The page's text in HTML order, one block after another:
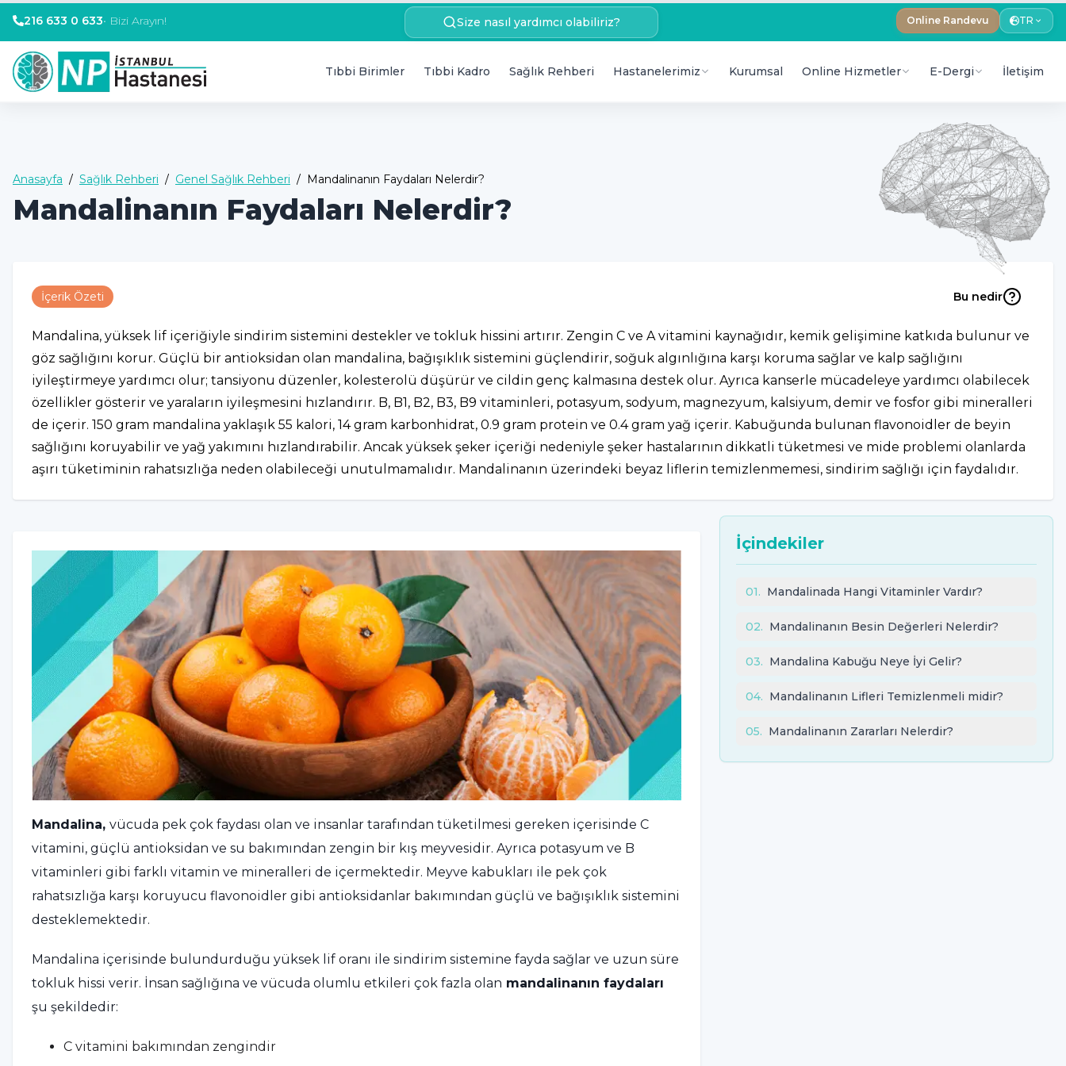
216 633 0 633• Bizi Arayın! Size nasıl yardımcı olabiliriz? Online Randevu TR
Tıbbi Birimler Tıbbi Kadro Sağlık Rehberi Hastanelerimiz Kurumsal Online Hizmetler E-Dergi İletişim
Anasayfa / Sağlık Rehberi / Genel Sağlık Rehberi / Mandalinanın Faydaları Nelerdir?
Mandalinanın Faydaları Nelerdir?
İçerik Özeti Bu nedir
Mandalina, yüksek lif içeriğiyle sindirim sistemini destekler ve tokluk hissini artırır. Zengin C ve A vitamini kaynağıdır, kemik gelişimine katkıda bulunur ve
göz sağlığını korur. Güçlü bir antioksidan olan mandalina, bağışıklık sistemini güçlendirir, soğuk algınlığına karşı koruma sağlar ve kalp sağlığını
iyileştirmeye yardımcı olur; tansiyonu düzenler, kolesterolü düşürür ve cildin genç kalmasına destek olur. Ayrıca kanserle mücadeleye yardımcı olabilecek
özellikler gösterir ve yaraların iyileşmesini hızlandırır. B, B1, B2, B3, B9 vitaminleri, potasyum, sodyum, magnezyum, kalsiyum, demir ve fosfor gibi mineralleri
de içerir. 150 gram mandalina yaklaşık 55 kalori, 14 gram karbonhidrat, 0.9 gram protein ve 0.4 gram yağ içerir. Kabuğunda bulunan flavonoidler de beyin
sağlığını koruyabilir ve yağ yakımını hızlandırabilir. Ancak yüksek şeker içeriği nedeniyle şeker hastalarının dikkatli tüketmesi ve mide problemi olanlarda
aşırı tüketiminin rahatsızlığa neden olabileceği unutulmamalıdır. Mandalinanın üzerindeki beyaz liflerin temizlenmemesi, sindirim sağlığı için faydalıdır.
Mandalina, vücuda pek çok faydası olan ve insanlar tarafından tüketilmesi gereken içerisinde C
vitamini, güçlü antioksidan ve su bakımından zengin bir kış meyvesidir. Ayrıca potasyum ve B
vitaminleri gibi farklı vitamin ve mineralleri de içermektedir. Meyve kabukları ile pek çok
rahatsızlığa karşı koruyucu flavonoidler gibi antioksidanlar bakımından güçlü ve bağışıklık sistemini
desteklemektedir.
Mandalina içerisinde bulundurduğu yüksek lif oranı ile sindirim sistemine fayda sağlar ve uzun süre
tokluk hissi verir. İnsan sağlığına ve vücuda olumlu etkileri çok fazla olan mandalinanın faydaları
şu şekildedir:
C vitamini bakımından zengindir
İçindekiler
01. Mandalinada Hangi Vitaminler Vardır?
02. Mandalinanın Besin Değerleri Nelerdir?
03. Mandalina Kabuğu Neye İyi Gelir?
04. Mandalinanın Lifleri Temizlenmeli midir?
05. Mandalinanın Zararları Nelerdir?